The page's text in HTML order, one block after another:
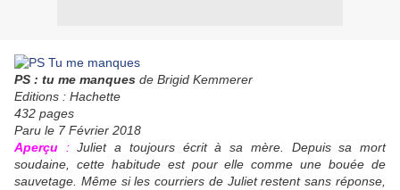
PS : tu me manques de Brigid Kemmerer
Editions : Hachette
432 pages
Paru le 7 Février 2018
Aperçu :Juliet a toujours écrit à sa mère. Depuis sa mort
soudaine, cette habitude est pour elle comme une bouée de
sauvetage. Même si les courriers de Juliet restent sans réponse,